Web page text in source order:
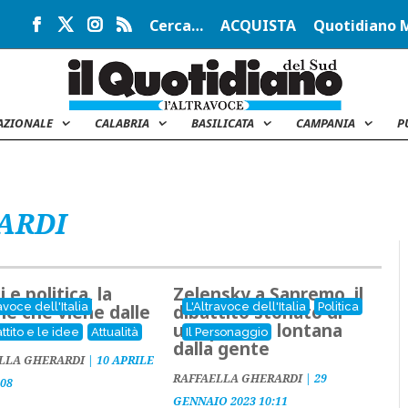
Cerca… ACQUISTA Quotidiano
CALABRIA BASILICATA CAMPANIA
dell'Italia
e le idee
Attualità
e politica, la
che viene dalle
“in età”
GHERARDI|10 APRILE
L'Altravoce dell'Italia
Politica
Il Personaggio
Zelensky a Sanremo, il
dibattito stonato di
una politica lontana
dalla gente
RAFFAELLA GHERARDI|29
GENNAIO 2023 10:11